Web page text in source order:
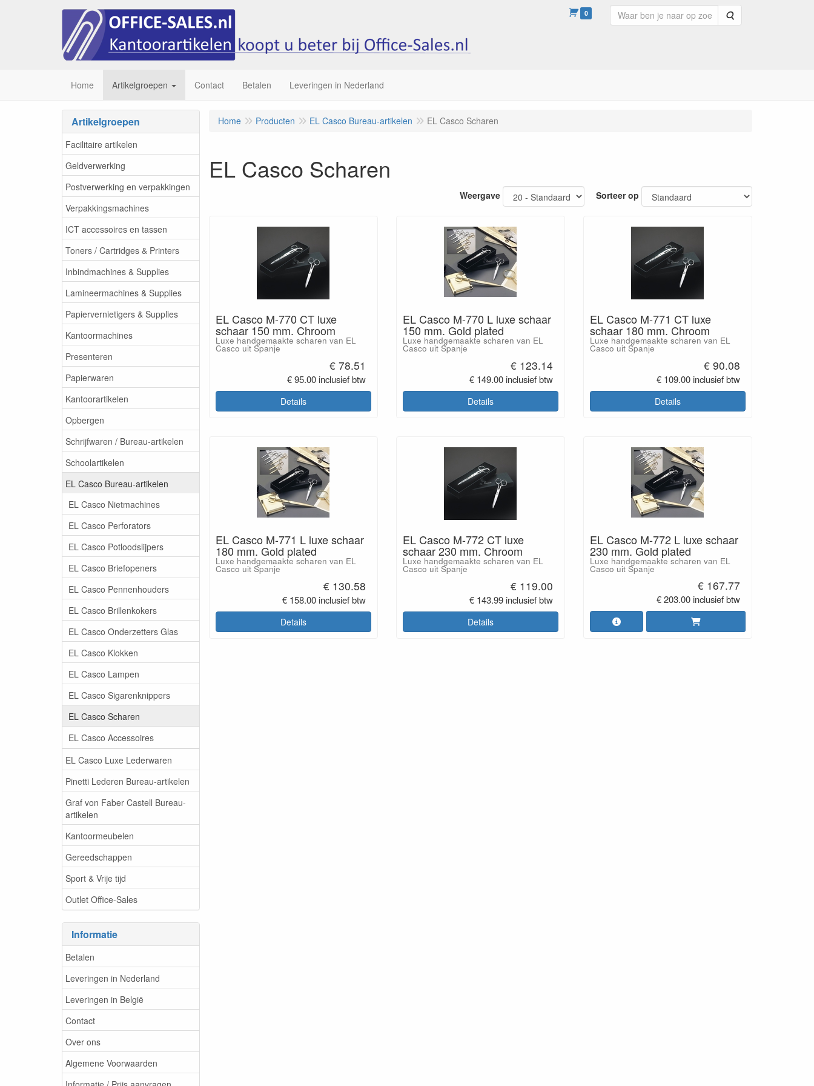
0 Zoeken
Home Artikelgroepen Contact Betalen Leveringen in Nederland
Artikelgroepen
Facilitaire artikelen
Geldverwerking
Postverwerking en verpakkingen
Verpakkingsmachines
ICT accessoires en tassen
Toners / Cartridges & Printers
Inbindmachines & Supplies
Lamineermachines & Supplies
Papiervernietigers & Supplies
Kantoormachines
Presenteren
Papierwaren
Kantoorartikelen
Opbergen
Schrijfwaren / Bureau-artikelen
Schoolartikelen
EL Casco Bureau-artikelen
EL Casco Nietmachines
EL Casco Perforators
EL Casco Potloodslijpers
EL Casco Briefopeners
EL Casco Pennenhouders
EL Casco Brillenkokers
EL Casco Onderzetters Glas
EL Casco Klokken
EL Casco Lampen
EL Casco Sigarenknippers
EL Casco Scharen
EL Casco Accessoires
EL Casco Luxe Lederwaren
Pinetti Lederen Bureau-artikelen
Graf von Faber Castell Bureau-
artikelen
Kantoormeubelen
Gereedschappen
Sport & Vrije tijd
Outlet Office-Sales
Informatie
Betalen
Leveringen in Nederland
Leveringen in België
Contact
Over ons
Algemene Voorwaarden
Home Producten EL Casco Bureau-artikelen EL Casco Scharen
EL Casco Scharen
Weergave Sorteer op
EL Casco M-770 CT luxe
schaar 150 mm. Chroom
Luxe handgemaakte scharen van EL
Casco uit Spanje
€ 78.51
€ 95.00 inclusief btw
Details
EL Casco M-770 L luxe schaar
150 mm. Gold plated
Luxe handgemaakte scharen van EL
Casco uit Spanje
€ 123.14
€ 149.00 inclusief btw
Details
EL Casco M-771 CT luxe
schaar 180 mm. Chroom
Luxe handgemaakte scharen van EL
Casco uit Spanje
€ 90.08
€ 109.00 inclusief btw
Details
EL Casco M-771 L luxe schaar
180 mm. Gold plated
Luxe handgemaakte scharen van EL
Casco uit Spanje
€ 130.58
€ 158.00 inclusief btw
Details
EL Casco M-772 CT luxe
schaar 230 mm. Chroom
Luxe handgemaakte scharen van EL
Casco uit Spanje
€ 119.00
€ 143.99 inclusief btw
Details
EL Casco M-772 L luxe schaar
230 mm. Gold plated
Luxe handgemaakte scharen van EL
Casco uit Spanje
€ 167.77
€ 203.00 inclusief btw